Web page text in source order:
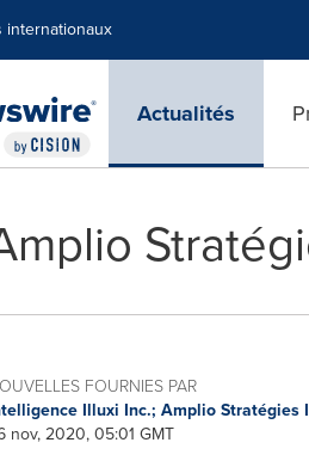
internationaux
Actualités
FOURNIES PAR
Illuxi Inc.; Amplio Stratégies
nov, 2020, 05:01 GMT